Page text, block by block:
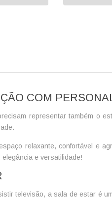
COM
representar também o
relaxante, confortável e
e versatilidade!
televisão, a sala de estar é